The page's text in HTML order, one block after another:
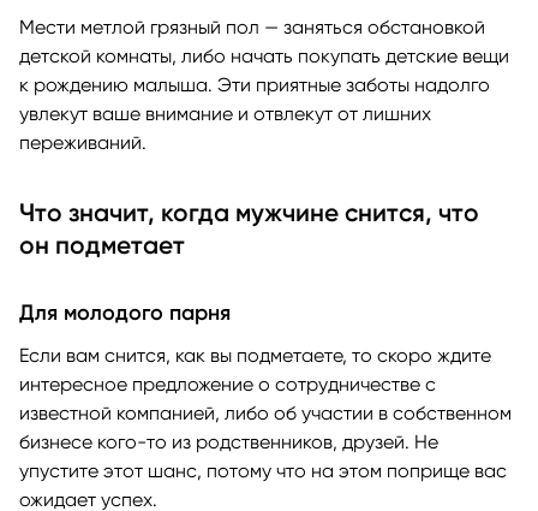
Мести метлой грязный пол — заняться обстановкой
детской комнаты, либо начать покупать детские вещи
к рождению малыша. Эти приятные заботы надолго
увлекут ваше внимание и отвлекут от лишних
переживаний.
Что значит, когда мужчине снится, что
он подметает
Для молодого парня
Если вам снится, как вы подметаете, то скоро ждите
интересное предложение о сотрудничестве с
известной компанией, либо об участии в собственном
бизнесе кого-то из родственников, друзей. Не
упустите этот шанс, потому что на этом поприще вас
ожидает успех.